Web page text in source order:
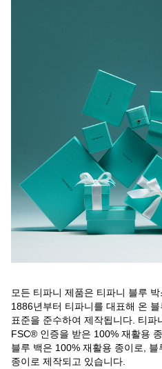
모든 티파니 제품은 티파니 블루
1886년부터 티파니를 대표해 온
표준을 준수하여 제작됩니다. 티
FSC® 인증을 받은 100% 재활용
블루 백은 100% 재활용 종이로,
종이로 제작되고 있습니다.